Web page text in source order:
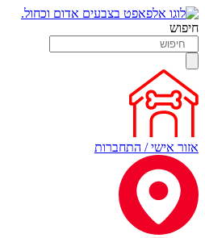
חיפוש
אזור אישי / התחברות